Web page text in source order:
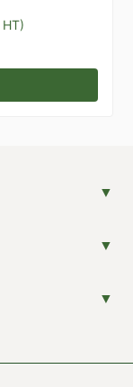
HT)